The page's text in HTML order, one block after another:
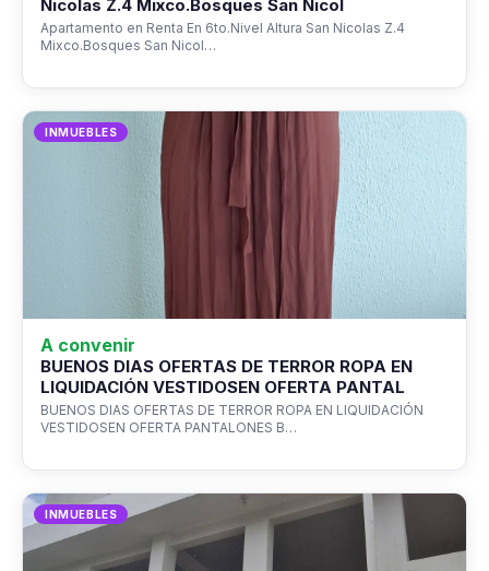
Nicolas Z.4 Mixco.Bosques San Nicol
Apartamento en Renta En 6to.Nivel Altura San Nicolas Z.4
Mixco.Bosques San Nicol…
INMUEBLES
A convenir
BUENOS DIAS OFERTAS DE TERROR ROPA EN
LIQUIDACIÓN VESTIDOSEN OFERTA PANTAL
BUENOS DIAS OFERTAS DE TERROR ROPA EN LIQUIDACIÓN
VESTIDOSEN OFERTA PANTALONES B…
INMUEBLES